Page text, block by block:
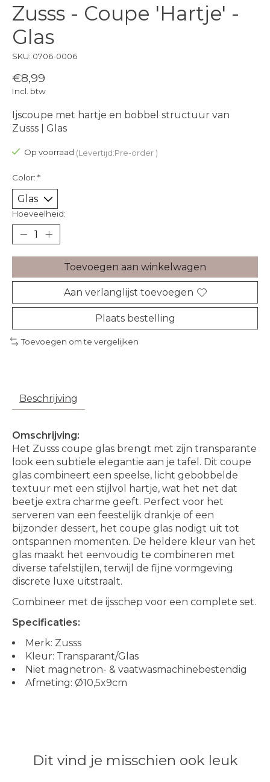
Zusss - Coupe 'Hartje' -
Glas
SKU: 0706-0006
€8,99
Incl. btw
Ijscoupe met hartje en bobbel structuur van
Zusss | Glas
Op voorraad (Levertijd:Pre-order )
Color: *
Hoeveelheid:
Toevoegen aan winkelwagen
Aan verlanglijst toevoegen
Plaats bestelling
Toevoegen om te vergelijken
Beschrijving
Omschrijving:
Het Zusss coupe glas brengt met zijn transparante
look een subtiele elegantie aan je tafel. Dit coupe
glas combineert een speelse, licht gebobbelde
textuur met een stijlvol hartje, wat het net dat
beetje extra charme geeft. Perfect voor het
serveren van een feestelijk drankje of een
bijzonder dessert, het coupe glas nodigt uit tot
ontspannen momenten. De heldere kleur van het
glas maakt het eenvoudig te combineren met
diverse tafelstijlen, terwijl de fijne vormgeving
discrete luxe uitstraalt.
Combineer met de ijsschep voor een complete set.
Specificaties:
Merk: Zusss
Kleur: Transparant/Glas
Niet magnetron- & vaatwasmachinebestendig
Afmeting: Ø10,5x9cm
Dit vind je misschien ook leuk